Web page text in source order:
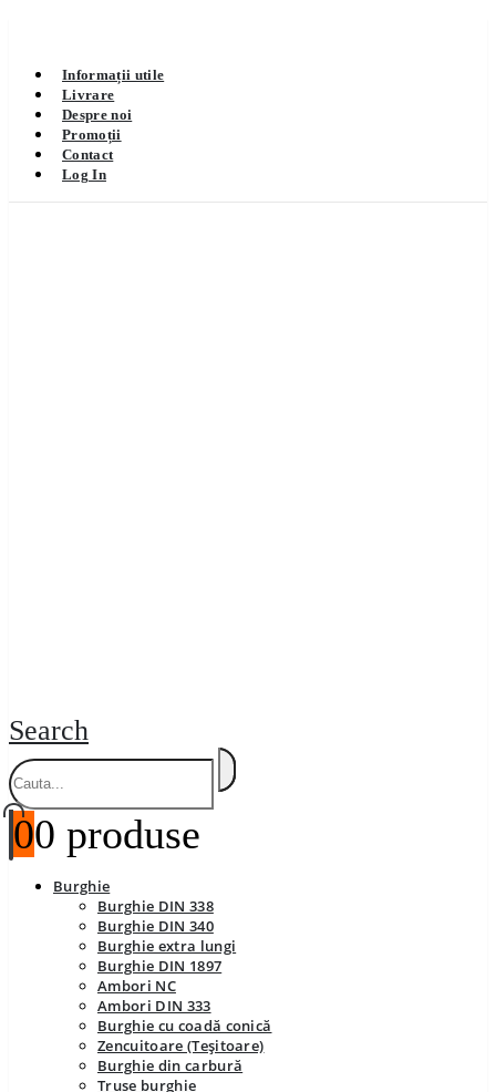
Informații utile
Livrare
Despre noi
Promoții
Contact
Log In
Search
00 produse
Burghie
Burghie DIN 338
Burghie DIN 340
Burghie extra lungi
Burghie DIN 1897
Ambori NC
Ambori DIN 333
Burghie cu coadă conică
Zencuitoare (Teșitoare)
Burghie din carbură
Truse burghie